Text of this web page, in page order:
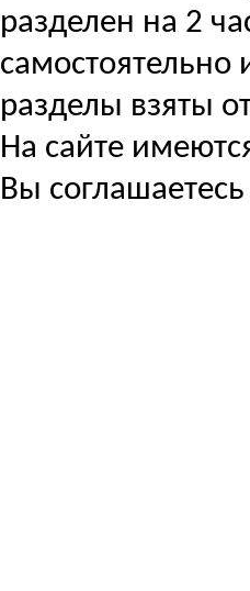
разделен на 2
самостоятельно
разделы взяты
На сайте
Вы